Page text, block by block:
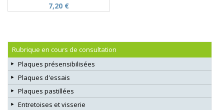
7,20 €
Rubrique en cours de consultation
Plaques présensibilisées
Plaques d'essais
Plaques pastillées
Entretoises et visserie